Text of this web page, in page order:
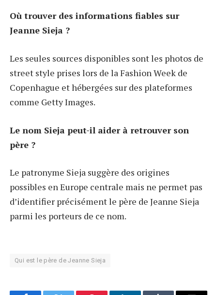
Où trouver des informations fiables sur
Jeanne Sieja ?
Les seules sources disponibles sont les photos de
street style prises lors de la Fashion Week de
Copenhague et hébergées sur des plateformes
comme Getty Images.
Le nom Sieja peut-il aider à retrouver son
père ?
Le patronyme Sieja suggère des origines
possibles en Europe centrale mais ne permet pas
d’identifier précisément le père de Jeanne Sieja
parmi les porteurs de ce nom.
Qui est le père de Jeanne Sieja